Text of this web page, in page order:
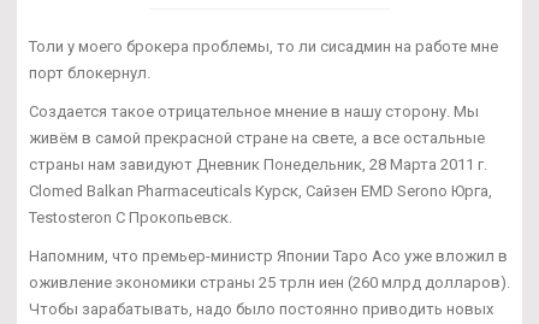
Толи у моего брокера проблемы, то ли сисадмин на работе мне
порт блокернул.
Создается такое отрицательное мнение в нашу сторону. Мы
живём в самой прекрасной стране на свете, а все остальные
страны нам завидуют Дневник Понедельник, 28 Марта 2011 г.
Clomed Balkan Pharmaceuticals Курск, Сайзен EMD Serono Юрга,
Testosteron C Прокопьевск.
Напомним, что премьер-министр Японии Таро Асо уже вложил в
оживление экономики страны 25 трлн иен (260 млрд долларов).
Чтобы зарабатывать, надо было постоянно приводить новых